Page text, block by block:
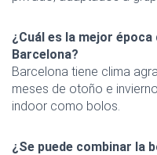
¿Cuál es la mejor
Barcelona?
Barcelona tiene clima
meses de otoño e
indoor como bolos.
¿Se puede combinar la